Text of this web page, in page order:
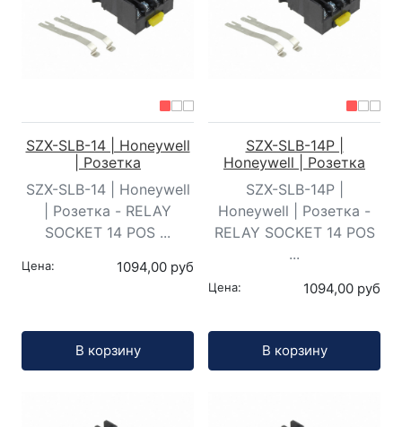
SZX-SLB-14 | Honeywell
| Розетка
SZX-SLB-14 | Honeywell
| Розетка - RELAY
SOCKET 14 POS ...
Цена: 1094,00 руб
В корзину
SZX-SLB-14P |
Honeywell | Розетка
SZX-SLB-14P |
Honeywell | Розетка -
RELAY SOCKET 14 POS
...
Цена: 1094,00 руб
В корзину